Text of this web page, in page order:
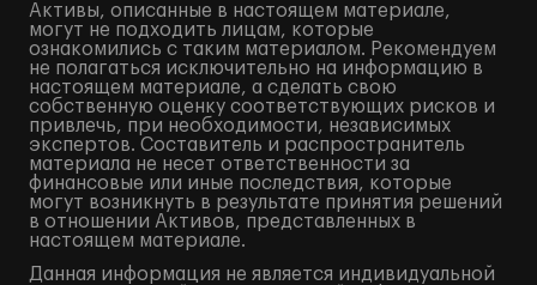
Активы, описанные в настоящем материале,
могут не подходить лицам, которые
ознакомились с таким материалом. Рекомендуем
не полагаться исключительно на информацию в
настоящем материале, а сделать свою
собственную оценку соответствующих рисков и
привлечь, при необходимости, независимых
экспертов. Составитель и распространитель
материала не несет ответственности за
финансовые или иные последствия, которые
могут возникнуть в результате принятия решений
в отношении Активов, представленных в
настоящем материале.
Данная информация не является индивидуальной